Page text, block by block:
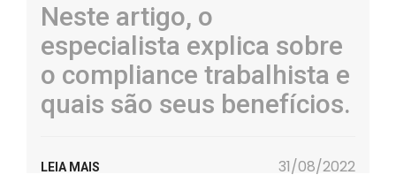
Neste artigo, o
especialista explica sobre
o compliance trabalhista e
quais são seus benefícios.
LEIA MAIS 31/08/2022